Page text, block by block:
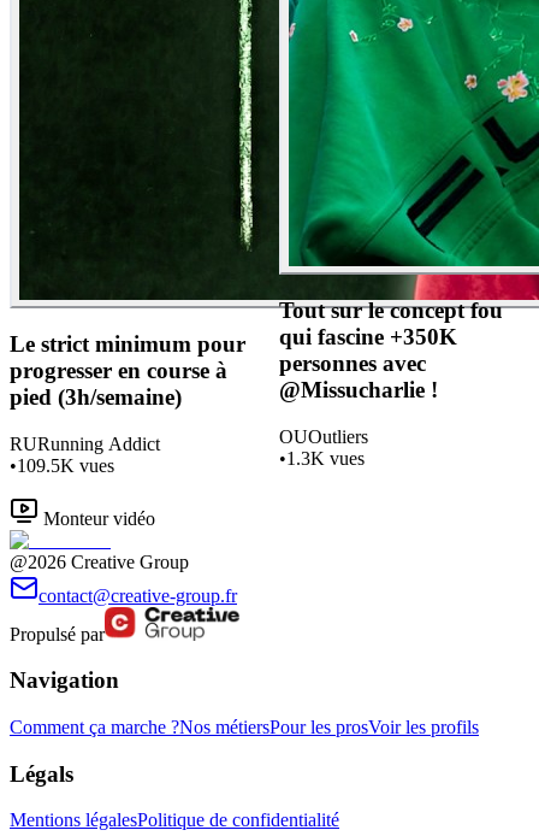
Le strict minimum pour
progresser en course à
pied (3h/semaine)
RURunning Addict
•109.5K vues
Monteur vidéo
Tout sur le concept fou
qui fascine +350K
personnes avec
@Missucharlie !
OUOutliers
•1.3K vues
@2026 Creative Group
contact@creative-group.fr
Propulsé par
Navigation
Comment ça marche ?Nos métiersPour les prosVoir les profils
Légals
Mentions légalesPolitique de confidentialité